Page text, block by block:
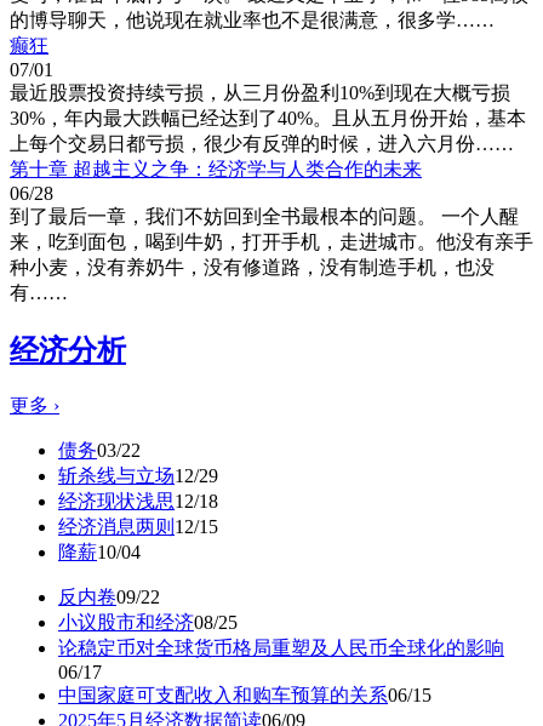
的博导聊天，他说现在就业率也不是很满意，很多学……
癫狂
07/01
最近股票投资持续亏损，从三月份盈利10%到现在大概亏损
30%，年内最大跌幅已经达到了40%。且从五月份开始，基本
上每个交易日都亏损，很少有反弹的时候，进入六月份……
第十章 超越主义之争：经济学与人类合作的未来
06/28
到了最后一章，我们不妨回到全书最根本的问题。 一个人醒
来，吃到面包，喝到牛奶，打开手机，走进城市。他没有亲手
种小麦，没有养奶牛，没有修道路，没有制造手机，也没
有……
经济分析
更多 ›
债务03/22
斩杀线与立场12/29
经济现状浅思12/18
经济消息两则 12/15
降薪10/04
反内卷09/22
小议股市和经济08/25
论稳定币对全球货币格局重塑及人民币全球化的影响
06/17
中国家庭可支配收入和购车预算的关系06/15
2025年5月经济数据简读06/09